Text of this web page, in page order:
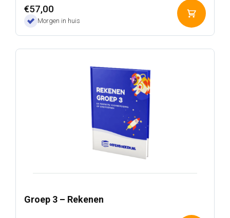
€57,00
Morgen in huis
aan
Groep 3 – Rekenen